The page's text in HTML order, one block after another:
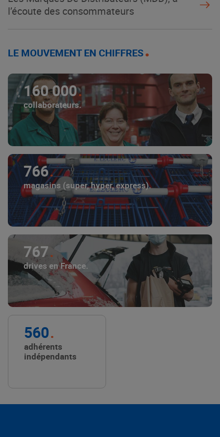
l’écoute des consommateurs
LE MOUVEMENT EN CHIFFRES
160 000
collaborateurs.
766
magasins (super, hyper, express).
767
drives en France.
560
adhérents
indépendants